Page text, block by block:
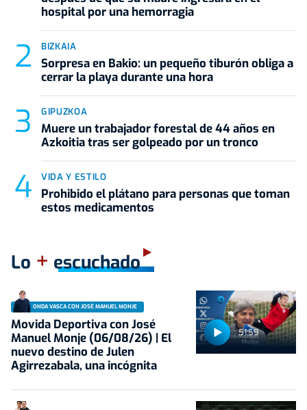
hospital por una hemorragia
BIZKAIA
Sorpresa en Bakio: un pequeño tiburón obliga a
cerrar la playa durante una hora
GIPUZKOA
Muere un trabajador forestal de 44 años en
Azkoitia tras ser golpeado por un tronco
VIDA Y ESTILO
Prohibido el plátano para personas que toman
estos medicamentos
Lo + escuchado
51:59
ONDA VASCA CON JOSÉ MANUEL MONJE
Movida Deportiva con José
Manuel Monje (06/08/26) | El
nuevo destino de Julen
Agirrezabala, una incógnita